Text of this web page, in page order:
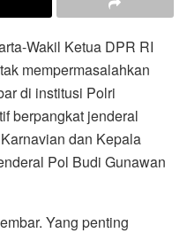
Wakil Ketua DPR RI
mempermasalahkan
di institusi Polri
berpangkat jenderal
dan Kepala
Pol Budi Gunawan
Yang penting